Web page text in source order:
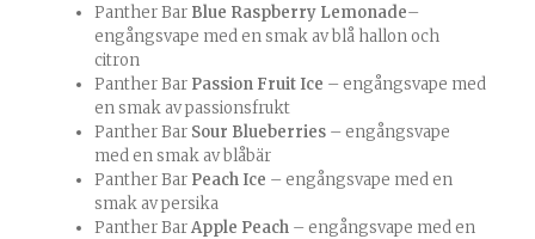
Panther Bar Blue Raspberry Lemonade–
engångsvape med en smak av blå hallon och
citron
Panther Bar Passion Fruit Ice – engångsvape med
en smak av passionsfrukt
Panther Bar Sour Blueberries – engångsvape
med en smak av blåbär
Panther Bar Peach Ice – engångsvape med en
smak av persika
Panther BarApple Peach – engångsvape med en